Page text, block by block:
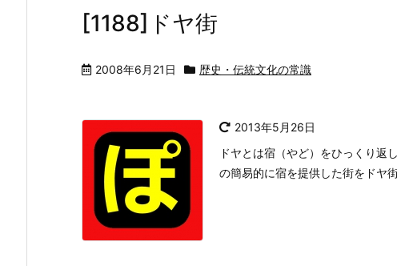
[1188]ドヤ街
2008年6月21日 歴史・伝統文化の常識
2013年5月26日
ドヤとは宿（やど）をひっくり返
の簡易的に宿を提供した街をドヤ